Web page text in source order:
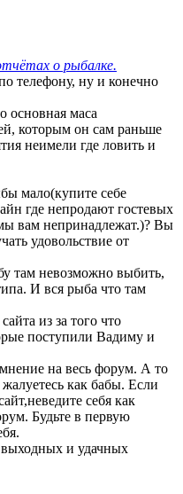
о рыбалке.
телефону, ну и конечно
основная маса
которым он сам раньше
неимели где ловить и
мало(купите себе
где непродают гостевых
вам непринадлежат.)? Вы
удовольствие от
там невозможно выбить,
И вся рыба что там
из за того что
поступили Вадиму и
на весь форум. А то
как бабы. Если
себя как
Будьте в первую
и удачных